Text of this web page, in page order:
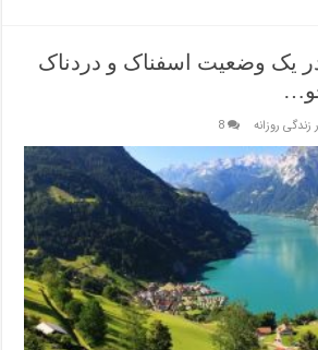
یک وضعیت اسفناک و دردناک
زندگی روزانه 8